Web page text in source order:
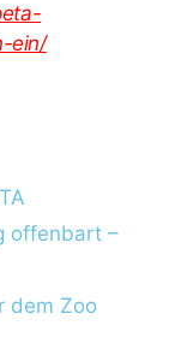
ein/
offenbart –
dem Zoo